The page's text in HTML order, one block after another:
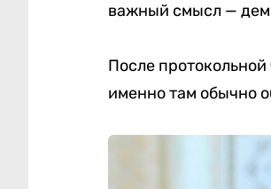
важный смысл —
После
именно там обычно